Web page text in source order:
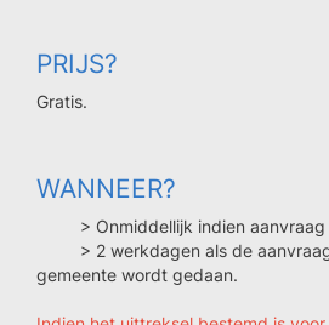
PRIJS?
Gratis.
WANNEER?
> Onmiddellijk indien aanvraag
> 2 werkdagen als de aanvraag
gemeente wordt gedaan.